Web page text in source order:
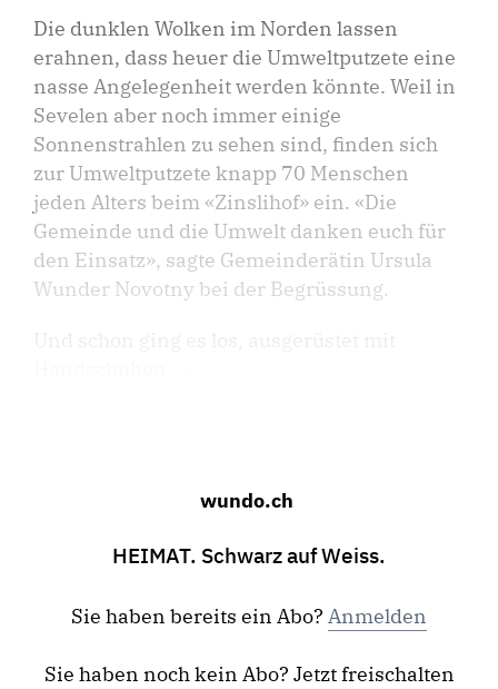
Die dunklen Wolken im Norden lassen
erahnen, dass heuer die Umweltputzete eine
nasse Angelegenheit werden könnte. Weil in
Sevelen aber noch immer einige
Sonnenstrahlen zu sehen sind, finden sich
zur Umweltputzete knapp 70 Menschen
jeden Alters beim «Zinslihof» ein. «Die
Gemeinde und die Umwelt danken euch für
den Einsatz», sagte Gemeinderätin Ursula
Wunder Novotny bei der Begrüssung.
wundo.ch
HEIMAT. Schwarz auf Weiss.
Sie haben bereits ein Abo? Anmelden
Sie haben noch kein Abo? Jetzt freischalten